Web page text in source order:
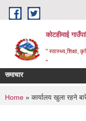
Skip to main content
कोटहीमाई
" स्वास्थ्य,शिक्षा,
"
समाचार
You are
Home » कार्यालय खुला रहने